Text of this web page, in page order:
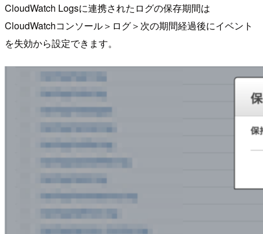
CloudWatch Logsに連携されたログの保存期間は
CloudWatchコンソール＞ログ＞次の期間経過後にイベント
を失効から設定できます。